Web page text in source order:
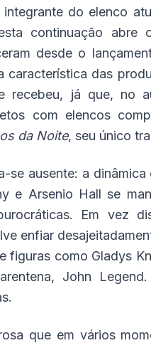
do elenco
continuação abre
desde o
das
recebeu, já que, no
com elencos
da Noite, seu único
ausente: a
e Arsenio Hall se
Em vez
enfiar
figuras como Gladys
John
que em vários